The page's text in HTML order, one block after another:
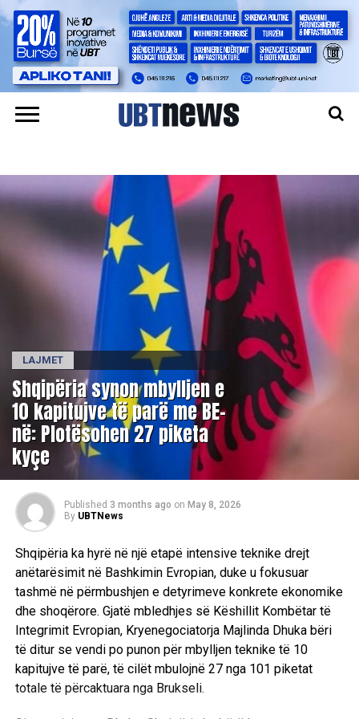
LAJMET
Shqipëria synon mbylljen e
10 kapitujve të parë me BE-
në: Plotësohen 27 piketa
kyçe
Published 3 months ago on May 8, 2026
By UBTNews
Shqipëria ka hyrë në një etapë intensive teknike drejt
anëtarësimit në Bashkimin Evropian, duke u fokusuar
tashmë në përmbushjen e detyrimeve konkrete ekonomike
dhe shoqërore. Gjatë mbledhjes së Këshillit Kombëtar të
Integrimit Evropian, Kryenegociatorja Majlinda Dhuka bëri
të ditur se vendi po punon për mbylljen teknike të 10
kapitujve të parë, të cilët mbulojnë 27 nga 101 piketat
totale të përcaktuara nga Brukseli.